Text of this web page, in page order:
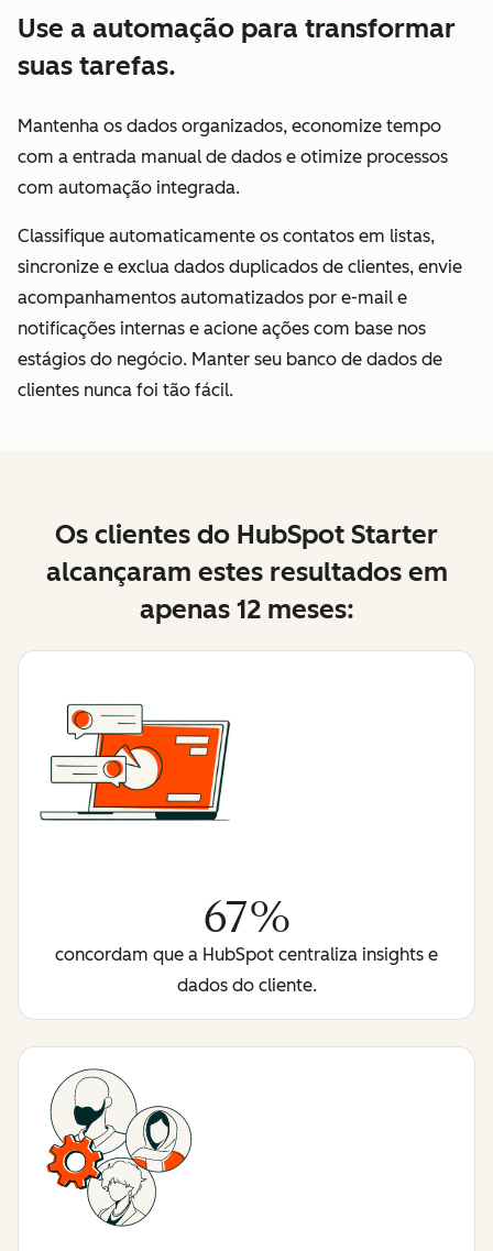
Use a automação para transformar
suas tarefas.
Mantenha os dados organizados, economize tempo
com a entrada manual de dados e otimize processos
com automação integrada.
Classifique automaticamente os contatos em listas,
sincronize e exclua dados duplicados de clientes, envie
acompanhamentos automatizados por e-mail e
notificações internas e acione ações com base nos
estágios do negócio. Manter seu banco de dados de
clientes nunca foi tão fácil.
Os clientes do HubSpot Starter
alcançaram estes resultados em
apenas 12 meses:
67%
concordam que a HubSpot centraliza insights e
dados do cliente.